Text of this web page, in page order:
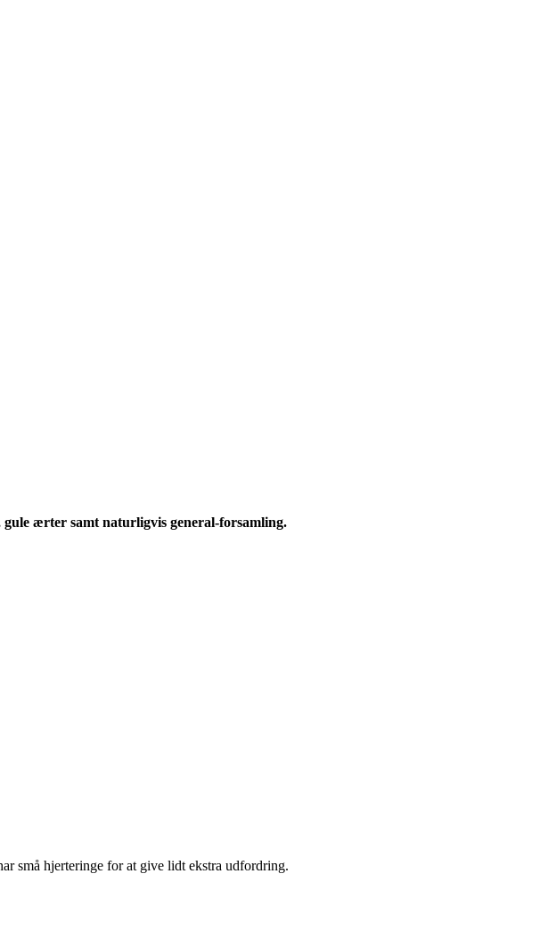
ærter samt naturligvis general-forsamling.
små hjerteringe for at give lidt ekstra udfordring.